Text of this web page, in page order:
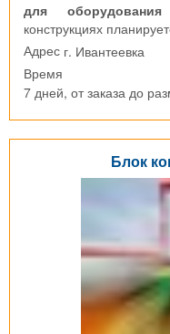
для оборудования
конструкциях
Адрес г. Ивантеевка
Время
7 дней, от заказа до
Блок